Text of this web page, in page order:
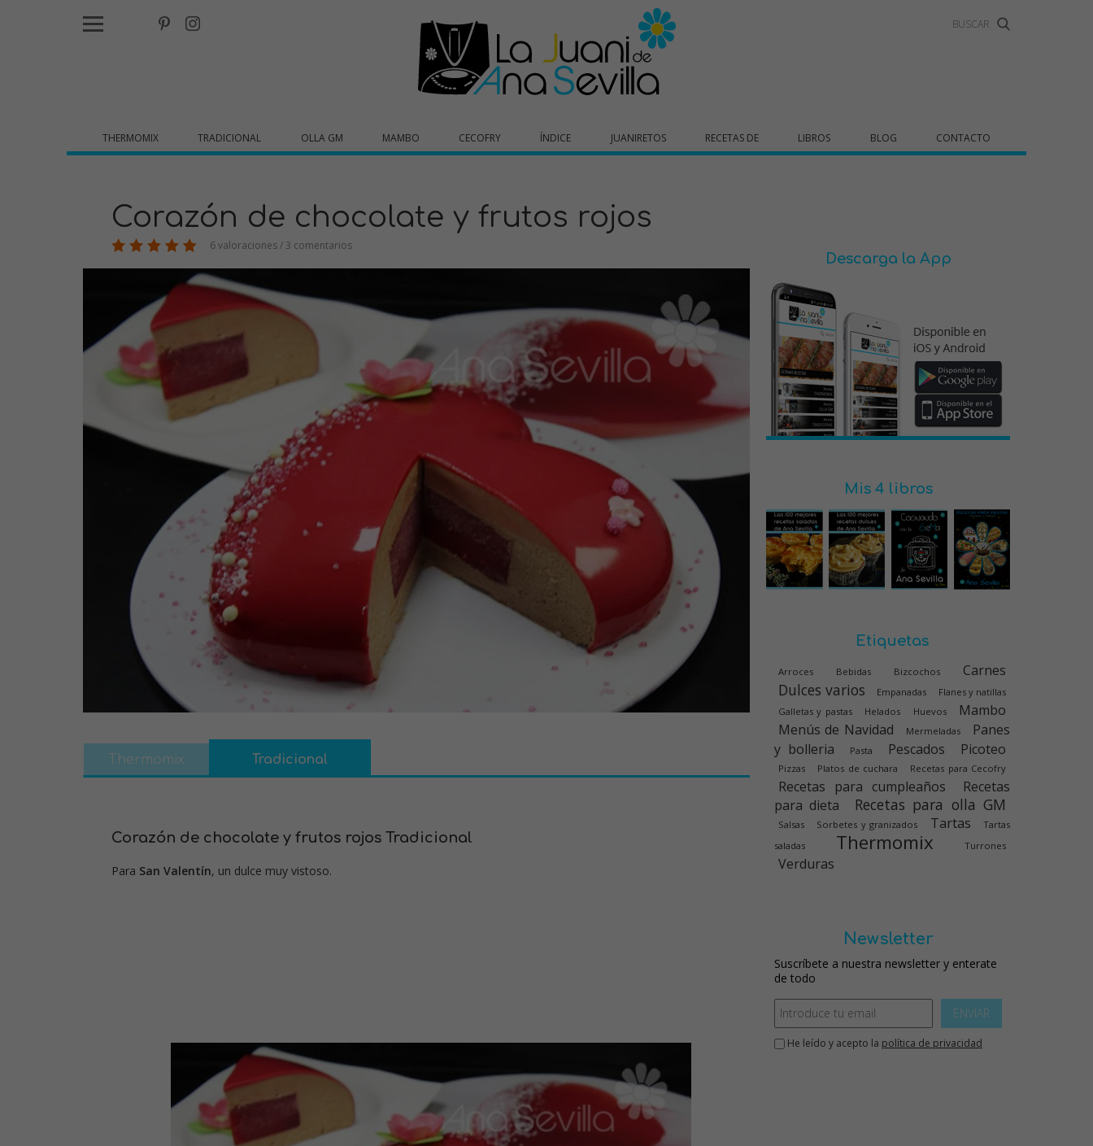
THERMOMIX TRADICIONAL OLLA GM MAMBO CECOFRY ÍNDICE JUANIRETOS RECETAS DE LIBROS BLOG CONTACTO
Corazón de chocolate y frutos rojos
6 valoraciones / 3 comentarios
Thermomix Tradicional
Corazón de chocolate y frutos rojos Tradicional
Para San Valentín, un dulce muy vistoso.
Descarga la App
Mis 4 libros
Etiquetas
Arroces Bebidas Bizcochos Carnes
Dulces varios Empanadas
Flanes y natillas
Galletas y pastas
Helados Huevos
Mambo
Menús de Navidad
Mermeladas
Panes
y bolleria
Pasta Pescados Picoteo
Pizzas Platos de cuchara Recetas para Cecofry
Recetas para cumpleaños
Recetas
para dieta
Recetas para olla GM
Salsas Sorbetes y granizados Tartas
Tartas
saladas
Thermomix Turrones
Verduras
Newsletter
Suscríbete a nuestra newsletter y enterate
de todo
ENVIAR
He leído y acepto la política de privacidad